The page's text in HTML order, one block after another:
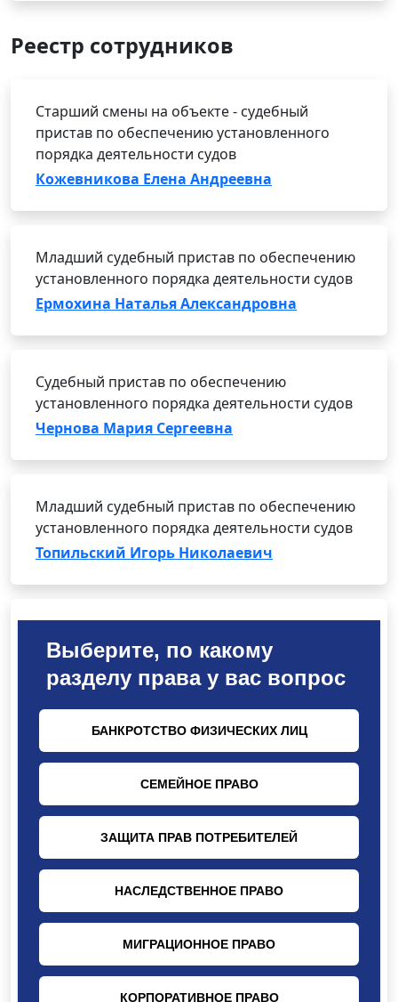
Реестр сотрудников
Старший смены на объекте - судебный
пристав по обеспечению установленного
порядка деятельности судов
Кожевникова Елена Андреевна
Младший судебный пристав по обеспечению
установленного порядка деятельности судов
Ермохина Наталья Александровна
Судебный пристав по обеспечению
установленного порядка деятельности судов
Чернова Мария Сергеевна
Младший судебный пристав по обеспечению
установленного порядка деятельности судов
Топильский Игорь Николаевич